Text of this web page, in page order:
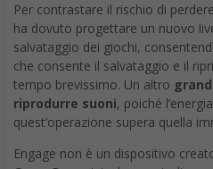
Per contrastare il rischio di
ha dovuto progettare un nuovo
salvataggio dei giochi,
che consente il salvataggio e il
tempo brevissimo. Un altro
riprodurre suoni, poiché
quest’operazione supera quella
Engage non è un dispositivo